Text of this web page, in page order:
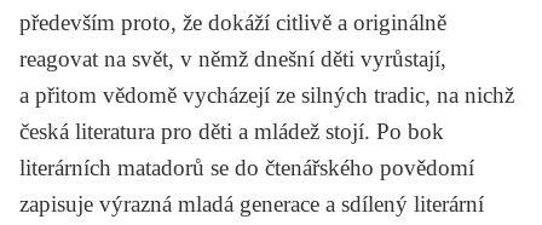
především proto, že dokáží citlivě a originálně
reagovat na svět, v němž dnešní děti vyrůstají,
a přitom vědomě vycházejí ze silných tradic, na nichž
česká literatura pro děti a mládež stojí. Po bok
literárních matadorů se do čtenářského povědomí
zapisuje výrazná mladá generace a sdílený literární